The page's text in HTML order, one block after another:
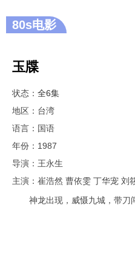
80s电影
玉牒
状态： 全6集
地区：台湾
语言：国语
年份：1987
导演： 王永生
主演： 崔浩然 曹依雯 丁华宠 刘
神龙出现，威慑九城，带刀